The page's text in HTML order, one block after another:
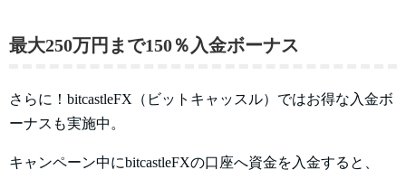
最大250万円まで150％入金ボーナス
さらに！bitcastleFX（ビットキャッスル）ではお得な入金ボ
ーナスも実施中。
キャンペーン中にbitcastleFXの口座へ資金を入金すると、